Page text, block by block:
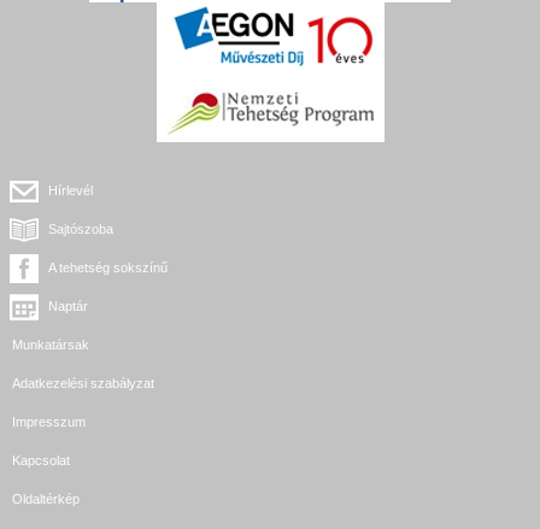
Hírlevél
Sajtószoba
A tehetség sokszínű
Naptár
Munkatársak
Adatkezelési szabályzat
Impresszum
Kapcsolat
Oldaltérkép